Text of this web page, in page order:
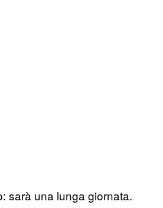
sarà una lunga giornata.